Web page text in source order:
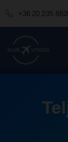
+36 20 235